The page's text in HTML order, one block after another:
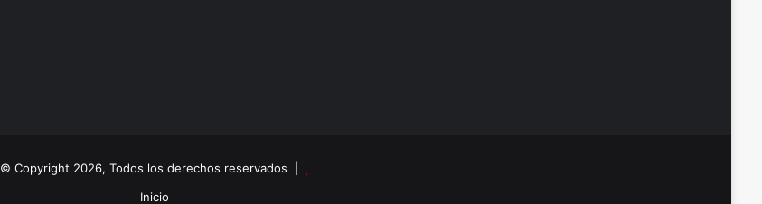
© Copyright 2026, Todos los derechos reservados |
Inicio